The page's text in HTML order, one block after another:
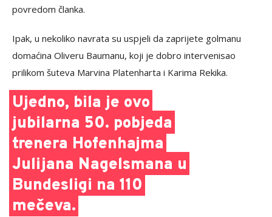
povredom članka.
Ipak, u nekoliko navrata su uspjeli da zaprijete golmanu
domaćina Oliveru Baumanu, koji je dobro intervenisao
prilikom šuteva Marvina Platenharta i Karima Rekika.
Ujedno, bila je ovo
jubilarna 50. pobjeda
trenera Hofenhajma
Julijana Nagelsmana u
Bundesligi na 110
mečeva.